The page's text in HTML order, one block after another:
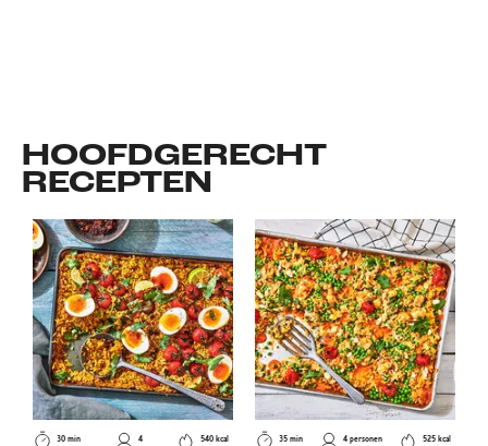
HOOFDGERECHT
RECEPTEN
30 min 4 540 kcal 35 min 4 personen 525 kcal